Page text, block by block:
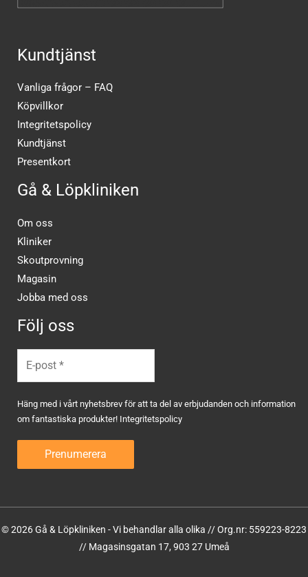
Kundtjänst
Vanliga frågor – FAQ
Köpvillkor
Integritetspolicy
Kundtjänst
Presentkort
Gå & Löpkliniken
Om oss
Kliniker
Skoutprovning
Magasin
Jobba med oss
Följ oss
Häng med i vårt nyhetsbrev för att ta del av erbjudanden och information
om fantastiska produkter! Integritetspolicy
© 2026 Gå & Löpkliniken - Vi behandlar alla olika // Org.nr: 559223-8223
// Magasinsgatan 17, 903 27 Umeå